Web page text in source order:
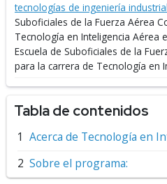
tecnologías de ingeniería industrial
Suboficiales de la Fuerza Aérea
Tecnología en Inteligencia Aérea
Escuela de Suboficiales de la
para la carrera de Tecnología en
Tabla de contenidos
Acerca de Tecnología en
Sobre el programa: